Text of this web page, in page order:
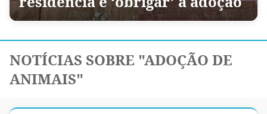
NOTÍCIAS SOBRE "ADOÇÃO DE
ANIMAIS"